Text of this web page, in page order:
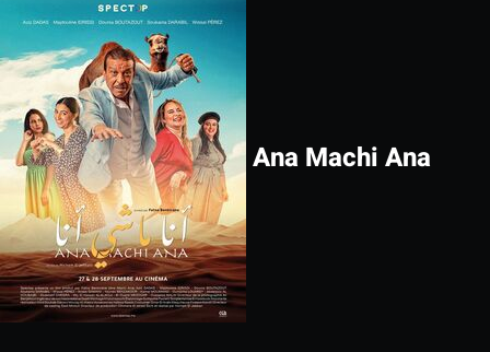
Ana Machi Ana